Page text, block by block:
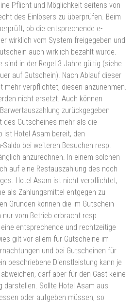
Pflicht und Möglichkeit seitens von
des Einlösers zu überprüfen. Beim
ob die entsprechende e-
wirklich vom System freigegeben und
auch wirklich bezahlt wurde.
sind in der Regel 3 Jahre gültig (siehe
auf Gutschein). Nach Ablauf dieser
mehr verpflichtet, diesen anzunehmen.
nicht ersetzt. Auch können
zurückgegeben
des Gutscheines mehr als die
ist Hotel Asam bereit, den
bei weiteren Besuchen resp.
anzurechnen. In einem solchen
auf eine Restauszahlung des noch
Hotel Asam ist nicht verpflichtet,
als Zahlungsmittel entgegen zu
Gründen können die im Gutschein
vom Betrieb erbracht resp.
entsprechende und rechtzeitige
gilt vor allem für Gutscheine im
und bei Gutscheinen für
beschriebene Dienstleistung kann je
darf aber für den Gast keine
darstellen. Sollte Hotel Asam aus
oder aufgeben müssen, so